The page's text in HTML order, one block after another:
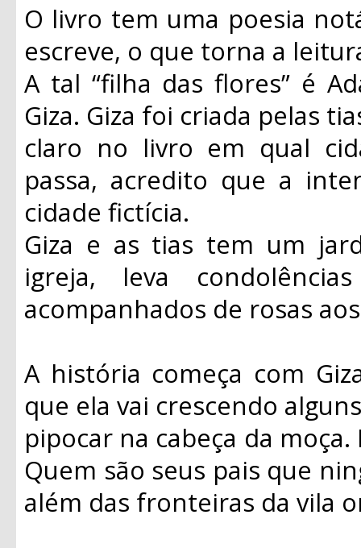
O livro tem uma poesia
escreve, o que torna a
A tal “filha das flores” é
Giza. Giza foi criada pelas
claro no livro em qual
passa, acredito que a
cidade fictícia.
Giza e as tias tem um
igreja, leva
acompanhados de rosas
A história começa com
que ela vai crescendo
pipocar na cabeça da
Quem são seus pais que
além das fronteiras da vila